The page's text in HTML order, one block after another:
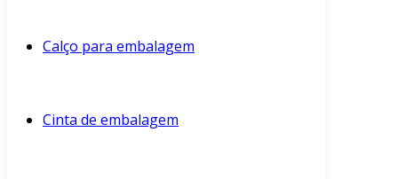
Calço para embalagem
Cinta de embalagem